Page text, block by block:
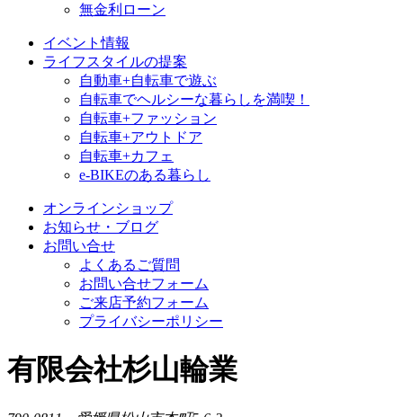
無金利ローン
イベント情報
ライフスタイルの提案
自動車+自転車で遊ぶ
自転車でヘルシーな暮らしを満喫！
自転車+ファッション
自転車+アウトドア
自転車+カフェ
e-BIKEのある暮らし
オンラインショップ
お知らせ・ブログ
お問い合せ
よくあるご質問
お問い合せフォーム
ご来店予約フォーム
プライバシーポリシー
有限会社杉山輪業